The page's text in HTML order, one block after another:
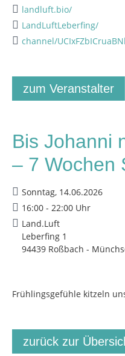
landluft.bio/
LandLuftLeberfing/
channel/
zum Veranstalter
Bis Johanni
– 7 Wochen
Sonntag, 14.06.2026
16:00 - 22:00 Uhr
Land.Luft
Leberfing 1
94439 Roßbach -
Frühlingsgefühle kitzeln
zurück zur